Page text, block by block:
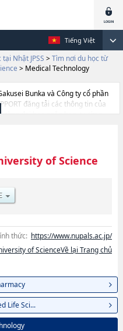
Tiếng Việt
Nhật JPSS > Tìm nơi du học từ
> Medical Technology
Bunka và Công ty cổ phần
đăng tải các thông tin của
đại học ngắn hạn, trường
là về các Ngành Faculty of
ScienceshoặcNgành Medical
về từng ngành học, thông tin
of Science
thức: https://www.nupals.ac.jp/
of ScienceVề lại Trang chủ
Life Sci...